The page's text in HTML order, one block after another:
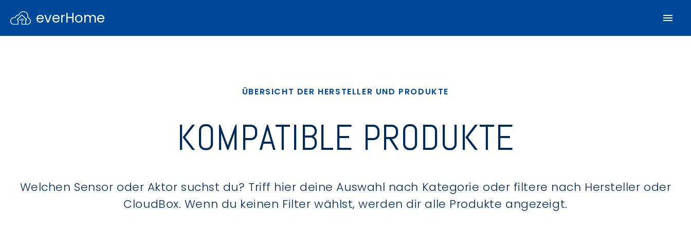
everHome
ÜBERSICHT DER HERSTELLER UND PRODUKTE
KOMPATIBLE PRODUKTE
Welchen Sensor oder Aktor suchst du? Triff hier deine Auswahl nach Kategorie oder filtere nach Hersteller oder
CloudBox. Wenn du keinen Filter wählst, werden dir alle Produkte angezeigt.